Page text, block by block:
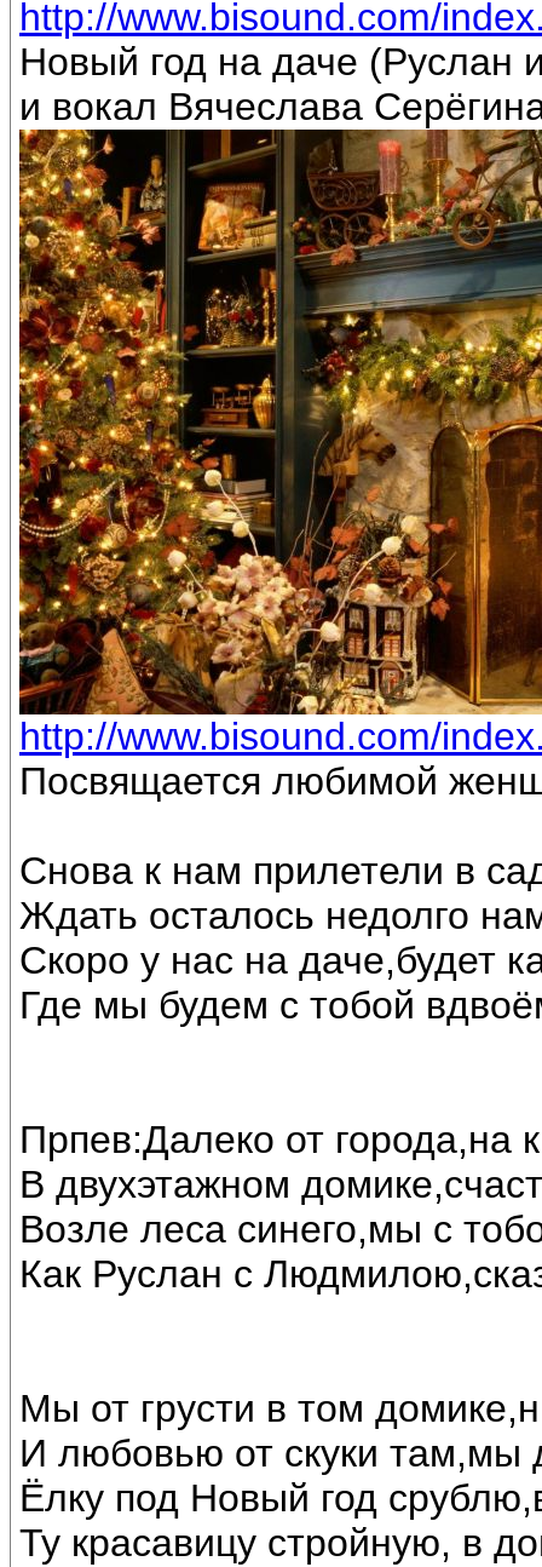
http://www.bisound.com/
Новый год на даче
и вокал Вячеслава
http://www.bisound.com/
Посвящается любимой
Снова к нам прилетели в
Ждать осталось недолго
Скоро у нас на даче,будет
Где мы будем с тобой
Прпев:Далеко от города,на
В двухэтажном
Возле леса синего,мы с
Как Руслан с
Мы от грусти в том
И любовью от скуки там,мы
Ёлку под Новый год
Ту красавицу стройную, в